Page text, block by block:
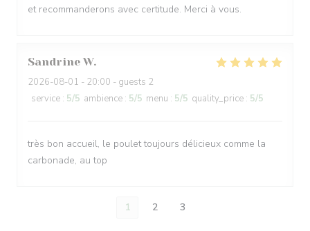
et recommanderons avec certitude. Merci à vous.
Sandrine W
2026-08-01 - 20:00 - guests 2
service : 5/5 ambience : 5/5 menu : 5/5 quality_price : 5/5
très bon accueil, le poulet toujours délicieux comme la
carbonade, au top
1 2 3